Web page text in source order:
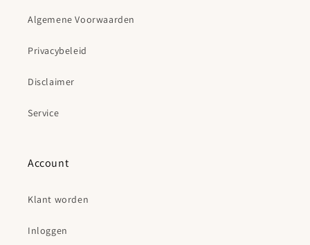
Algemene Voorwaarden
Privacybeleid
Disclaimer
Service
Account
Klant worden
Inloggen